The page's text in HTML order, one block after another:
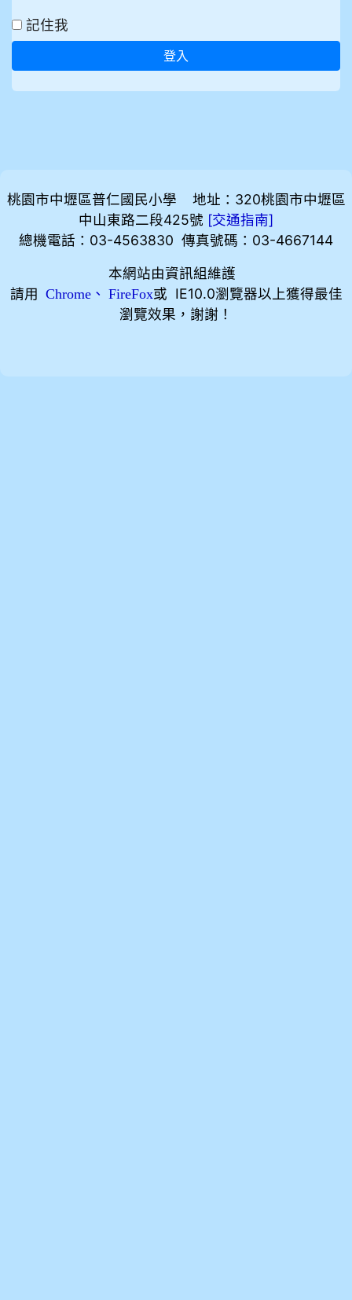
記住我
登入
桃園市中壢區普仁國民小學 地址：320桃園市中壢區
中山東路二段425號 [交通指南]
總機電話：03-4563830 傳真號碼：03-4667144
本網站由資訊組維護
請用
Chrome、 FireFox或 IE10.0瀏覽器以上獲得最佳
瀏覽效果，謝謝！